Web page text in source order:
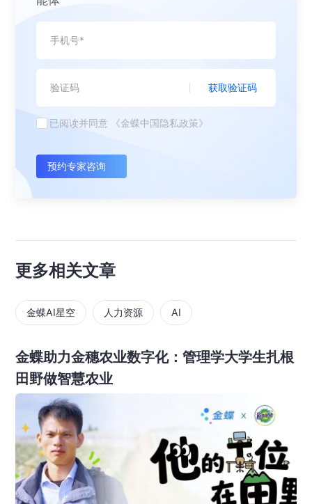
获取验证码
已阅读并同意 《金蝶中国隐私政策》
预约专家咨询
更多相关文章
金蝶AI星空 人力资源 AI
金蝶助力金穗农业数字化：管理学大学生扎根
田野做智慧农业